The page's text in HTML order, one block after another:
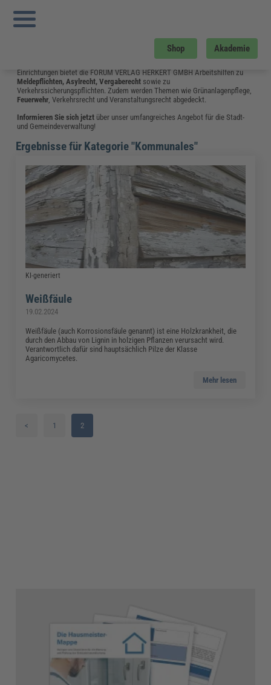
Shop Akademie
Sie sind hier:
Kommunales
Die Fachbeiträge aus dem Bereich Kommunales unterstützen Fach- und
Führungskräfte der öffentlichen Verwaltung bei vielfältigen Aufgaben: Für
Einrichtungen bietet die FORUM VERLAG HERKERT GMBH Arbeitshilfen zu
Meldepflichten, Asylrecht, Vergaberecht sowie zu
Verkehrssicherungspflichten. Zudem werden Themen wie Grünanlagenpflege,
Feuerwehr, Verkehrsrecht und Veranstaltungsrecht abgedeckt.
Informieren Sie sich jetzt über unser umfangreiches Angebot für die Stadt-
und Gemeindeverwaltung!
Ergebnisse für Kategorie "Kommunales"
KI-generiert
Weißfäule
19.02.2024
Weißfäule (auch Korrosionsfäule genannt) ist eine Holzkrankheit, die
durch den Abbau von Lignin in holzigen Pflanzen verursacht wird.
Verantwortlich dafür sind hauptsächlich Pilze der Klasse
Agaricomycetes.
Mehr lesen
< 1 2